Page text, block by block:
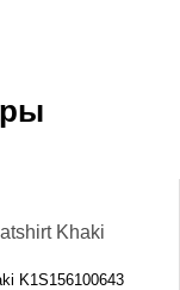
K1S156100643